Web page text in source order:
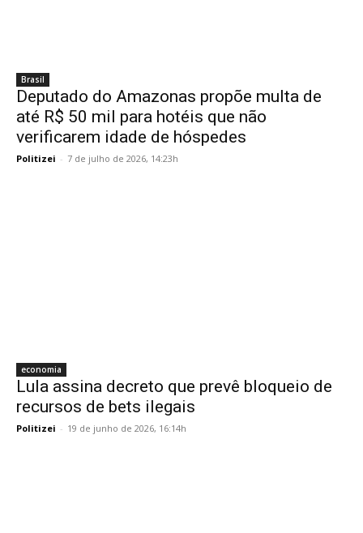
Brasil
Deputado do Amazonas propõe multa de
até R$ 50 mil para hotéis que não
verificarem idade de hóspedes
Politizei - 7 de julho de 2026, 14:23h
economia
Lula assina decreto que prevê bloqueio de
recursos de bets ilegais
Politizei - 19 de junho de 2026, 16:14h